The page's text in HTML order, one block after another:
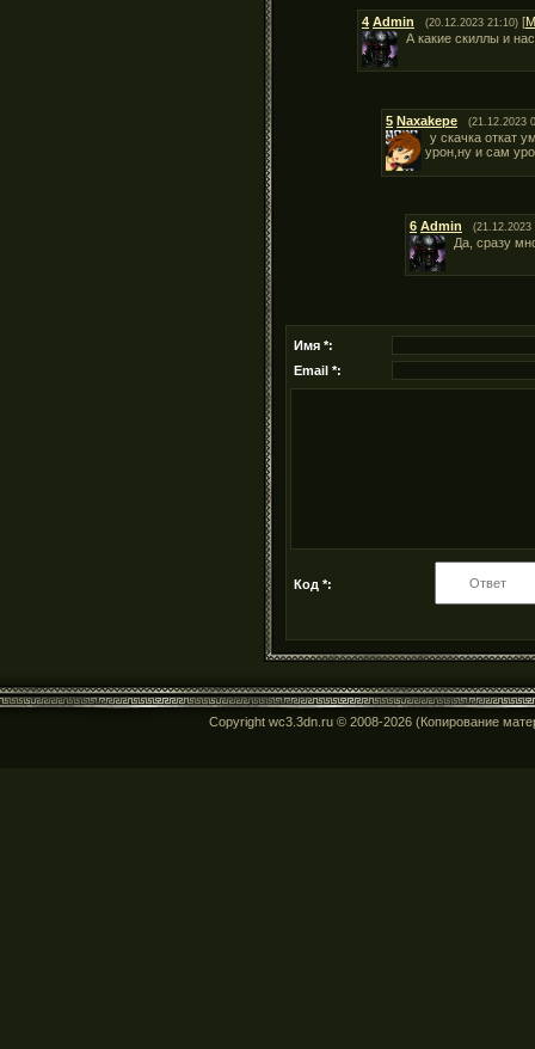
4 Admin (20.12.2023 21:10) [
А какие скиллы и
5 Naxakepe (21.12.2023
у скачка откат
урон,ну и сам
6 Admin (21.12.2023
Да, сразу
Имя *:
Email *:
Код *:
Copyright wc3.3dn.ru © 2008-2026 (Копирование